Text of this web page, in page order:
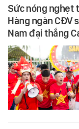
Sức nóng nghẹt
Hàng ngàn CĐV
Nam đại thắng